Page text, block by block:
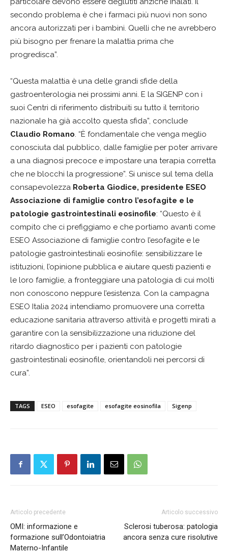
secondo problema è che i farmaci più nuovi non sono
ancora autorizzati per i bambini. Quelli che ne avrebbero
più bisogno per frenare la malattia prima che
progredisca”.
“Questa malattia è una delle grandi sfide della
gastroenterologia nei prossimi anni. E la SIGENP con i
suoi Centri di riferimento distribuiti su tutto il territorio
nazionale ha già accolto questa sfida”, conclude
Claudio Romano. “È fondamentale che venga meglio
conosciuta dal pubblico, dalle famiglie per poter arrivare
a una diagnosi precoce e impostare una terapia corretta
che ne blocchi la progressione”. Si unisce sul tema della
consapevolezza Roberta Giodice, presidente ESEO
Associazione di famiglie contro l’esofagite e le
patologie gastrointestinali eosinofile: “Questo è il
compito che ci prefiggiamo e che portiamo avanti come
ESEO Associazione di famiglie contro l’esofagite e le
patologie gastrointestinali eosinofile: sensibilizzare le
istituzioni, l’opinione pubblica e aiutare questi pazienti e
le loro famiglie, a fronteggiare una patologia di cui molti
non conoscono neppure l’esistenza. Con la campagna
ESEO Italia 2024 intendiamo promuovere una corretta
educazione sanitaria attraverso attività e progetti mirati a
garantire con la sensibilizzazione una riduzione del
ritardo diagnostico per i pazienti con patologie
gastrointestinali eosinofile, orientandoli nei percorsi di
cura”.
TAGS ESEO esofagite esofagite eosinofila Sigenp
Articolo precedente
OMI: informazione e
formazione sull’Odontoiatria
Materno-Infantile
Articolo successivo
Sclerosi tuberosa: patologia
ancora senza cure risolutive